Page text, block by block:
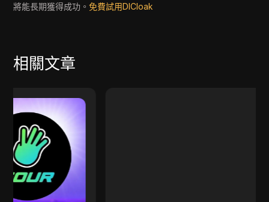
將能長期獲得成功。免費試用DICloak
相關文章